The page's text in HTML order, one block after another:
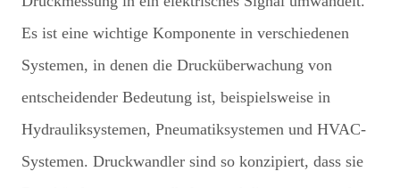
Es ist eine wichtige Komponente in verschiedenen
Systemen, in denen die Drucküberwachung von
entscheidender Bedeutung ist, beispielsweise in
Hydrauliksystemen, Pneumatiksystemen und HVAC-
Systemen. Druckwandler sind so konzipiert, dass sie